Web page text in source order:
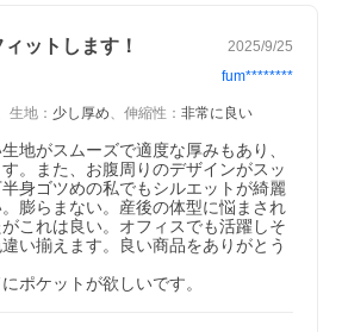
ットします！ 2025/9/25
fum********
生地 ： 少し厚め、 伸縮性 ： 非常に良い
地がスムーズで適度な厚みもあり、
。また、お腹周りのデザインがスッ
身ゴツめの私でもシルエットが綺麗
膨らまない。産後の体型に悩まされ
これは良い。オフィスでも活躍しそ
い揃えます。良い商品をありがとう
ポケットが欲しいです。